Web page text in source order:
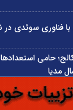
فناوری سوئدی در
حامی
مدیا
از چین؛ چگونه